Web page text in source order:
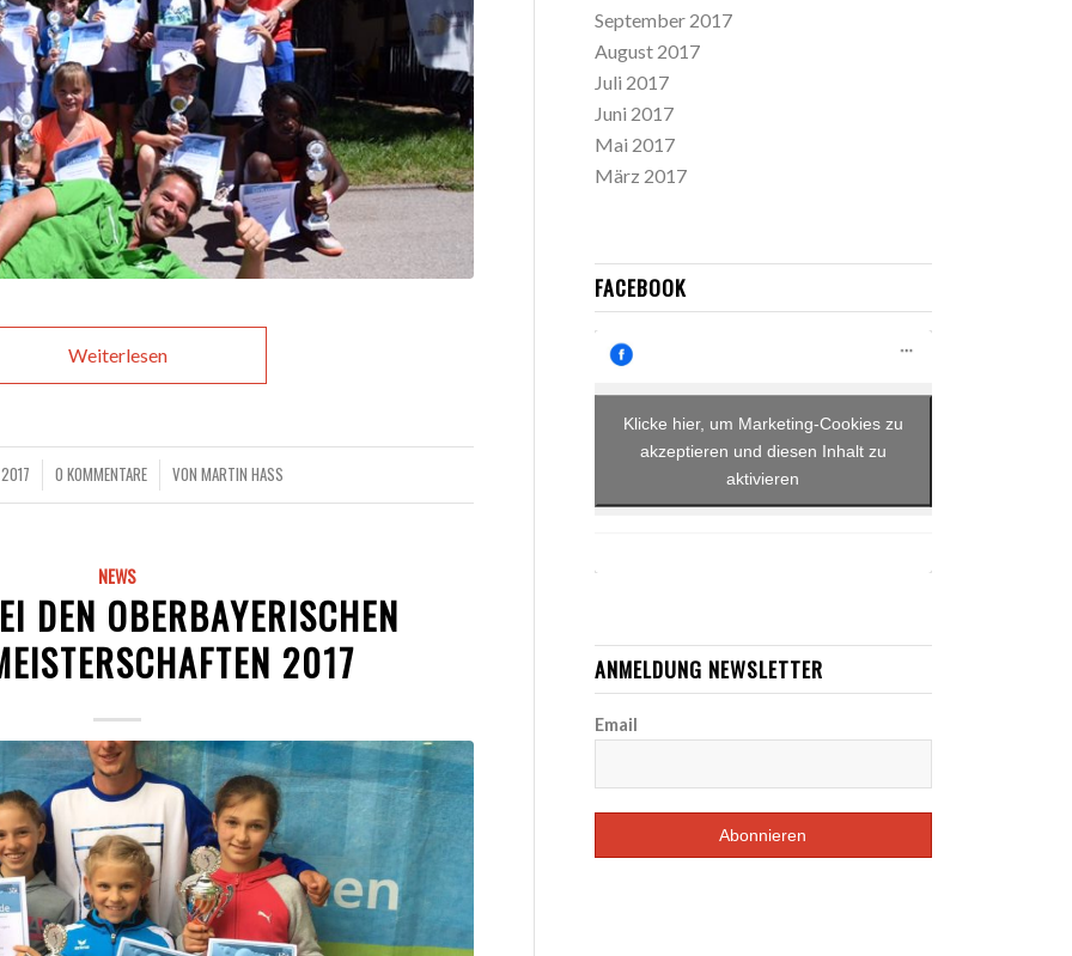
Weiterlesen
0 KOMMENTARE
/ VON MARTIN HASS
NEWS
DEN OBERBAYERISCHEN
2017
September 2017
August 2017
Juli 2017
Juni 2017
Mai 2017
März 2017
FACEBOOK
Klicke hier, um Marketing-Cookies zu
akzeptieren und diesen Inhalt zu
aktivieren
ANMELDUNG NEWSLETTER
Email